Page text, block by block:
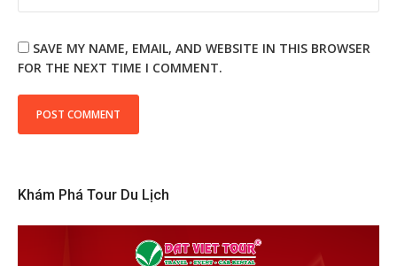
SAVE MY NAME, EMAIL, AND WEBSITE IN THIS BROWSER
FOR THE NEXT TIME I COMMENT.
Khám Phá Tour Du Lịch